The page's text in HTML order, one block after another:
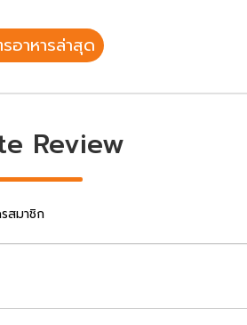
อาหารล่าสุด
Review
สมาชิก